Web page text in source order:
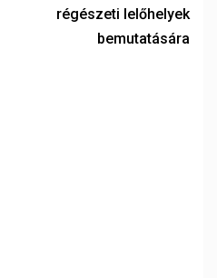
régészeti lelőhelyek
bemutatására